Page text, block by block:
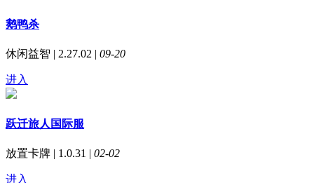
鹅鸭杀
休闲益智 | 2.27.02 | 09-20
进入
跃迁旅人国际服
放置卡牌 | 1.0.31 | 02-02
进入